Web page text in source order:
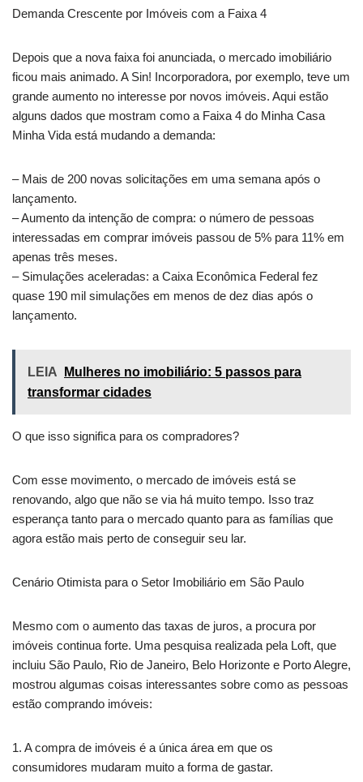
Demanda Crescente por Imóveis com a Faixa 4
Depois que a nova faixa foi anunciada, o mercado imobiliário
ficou mais animado. A Sin! Incorporadora, por exemplo, teve um
grande aumento no interesse por novos imóveis. Aqui estão
alguns dados que mostram como a Faixa 4 do Minha Casa
Minha Vida está mudando a demanda:
– Mais de 200 novas solicitações em uma semana após o
lançamento.
– Aumento da intenção de compra: o número de pessoas
interessadas em comprar imóveis passou de 5% para 11% em
apenas três meses.
– Simulações aceleradas: a Caixa Econômica Federal fez
quase 190 mil simulações em menos de dez dias após o
lançamento.
LEIA
Mulheres no imobiliário: 5 passos para
transformar cidades
O que isso significa para os compradores?
Com esse movimento, o mercado de imóveis está se
renovando, algo que não se via há muito tempo. Isso traz
esperança tanto para o mercado quanto para as famílias que
agora estão mais perto de conseguir seu lar.
Cenário Otimista para o Setor Imobiliário em São Paulo
Mesmo com o aumento das taxas de juros, a procura por
imóveis continua forte. Uma pesquisa realizada pela Loft, que
incluiu São Paulo, Rio de Janeiro, Belo Horizonte e Porto Alegre,
mostrou algumas coisas interessantes sobre como as pessoas
estão comprando imóveis:
1. A compra de imóveis é a única área em que os
consumidores mudaram muito a forma de gastar.